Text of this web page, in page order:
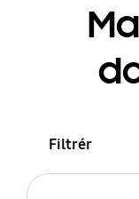
Filtrér